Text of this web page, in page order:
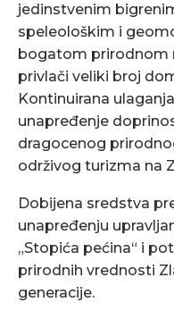
jedinstvenim
speleološkim i
bogatom prirodnom
privlači veliki broj
Kontinuirana
unapređenje
dragocenog
održivog turizma na
Dobijena sredstva
unapređenju
„Stopića pećina“ i
prirodnih vrednosti
generacije.